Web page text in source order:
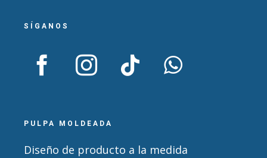
SÍGANOS
PULPA MOLDEADA
Diseño de producto a la medida